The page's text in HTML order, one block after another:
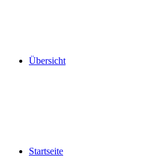
Übersicht
Startseite